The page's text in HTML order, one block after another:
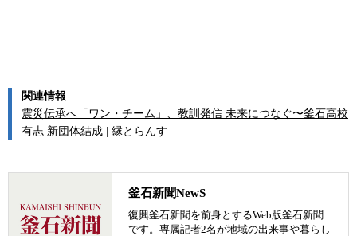
関連情報
震災伝承へ「ワン・チーム」、教訓発信 未来につなぐ〜釜石高校
有志 新団体結成 | 縁とらんす
釜石新聞NewS
復興釜石新聞を前身とするWeb版釜石新聞
です。専属記者2名が地域の出来事や暮らし